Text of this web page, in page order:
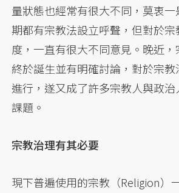
量狀態也經常有很大不同，莫衷
期都有宗教法設立呼聲，但對於宗
度，一直有很大不同意見。晚近
終於誕生並有明確討論，對於宗
進行，遂又成了許多宗教人與政
課題。
宗教治理有其必要
現下普遍使用的宗教（Religion）